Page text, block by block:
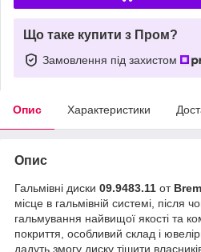
Що таке купити з Пром?
Замовлення під захистом
Опис Характеристики
Опис
Гальмівні диски 09.9483.11 от
місце в гальмівній системі, після
гальмування найвищої якості та
покриття, особливий склад і
дадуть змогу диску тішити